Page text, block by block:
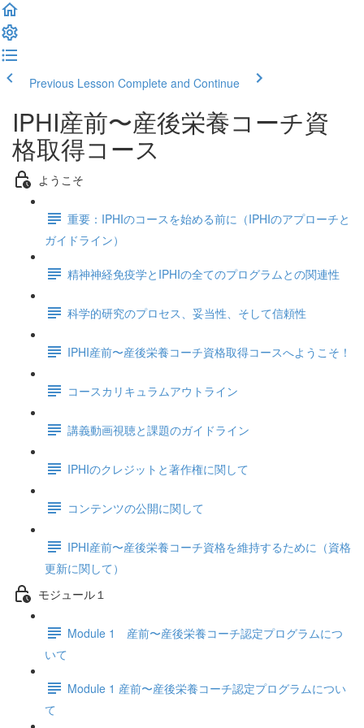
Previous Lesson Complete and Continue
IPHI産前〜産後栄養コーチ資
格取得コース
ようこそ
重要：IPHIのコースを始める前に（IPHIのアプローチと
ガイドライン）
精神神経免疫学とIPHIの全てのプログラムとの関連性
科学的研究のプロセス、妥当性、そして信頼性
IPHI産前〜産後栄養コーチ資格取得コースへようこそ！
コースカリキュラムアウトライン
講義動画視聴と課題のガイドライン
IPHIのクレジットと著作権に関して
コンテンツの公開に関して
IPHI産前〜産後栄養コーチ資格を維持するために（資格
更新に関して）
モジュール１
Module 1 産前〜産後栄養コーチ認定プログラムにつ
いて
Module 1 産前〜産後栄養コーチ認定プログラムについ
て